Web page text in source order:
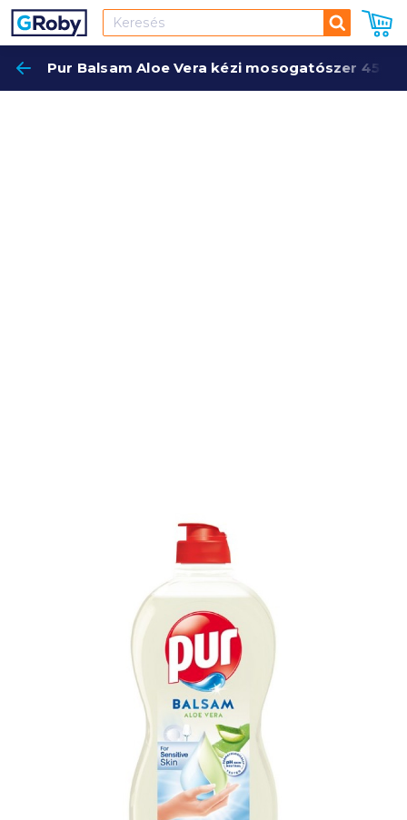
Keresés
Pur Balsam Aloe Vera kézi mosogatószer 450